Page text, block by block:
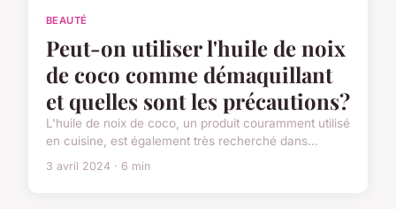
BEAUTÉ
Peut-on utiliser l'huile de noix
de coco comme démaquillant
et quelles sont les précautions?
L'huile de noix de coco, un produit couramment utilisé
en cuisine, est également très recherché dans...
3 avril 2024 · 6 min